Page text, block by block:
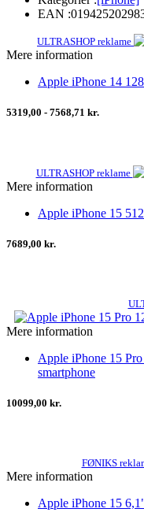
EAN :
ULTRASHOP reklame
Mere information
Apple iPhone 14
5319,00 - 7568,71 kr.
ULTRASHOP reklame
Mere information
Apple iPhone 15
7689,00 kr.
Mere information
Apple iPhone 15
smartphone
10099,00 kr.
FØNIKS
Mere information
Apple iPhone 15